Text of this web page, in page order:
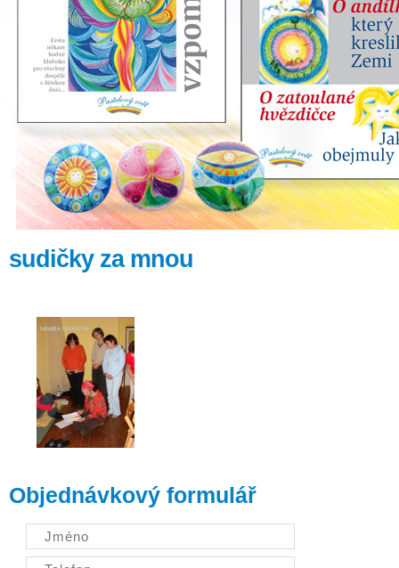
sudičky za mnou
Objednávkový formulář